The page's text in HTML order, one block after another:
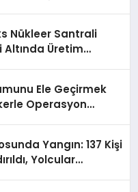
Nükleer Santrali
Altında Üretim
Ele Geçirmek
Operasyon
Yangın: 137 Kişi
Yolcular